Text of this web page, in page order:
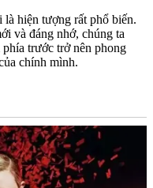
hiện tượng rất phổ biến.
và đáng nhớ, chúng ta
trước trở nên phong
chính mình.